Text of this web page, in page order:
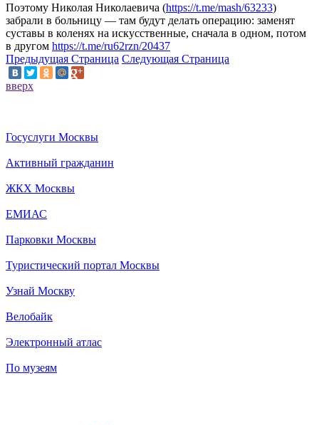
Поэтому Николая Николаевича (https://t.me/mash/63233)
забрали в больницу — там будут делать операцию: заменят
суставы в коленях на искусственные, сначала в одном, потом
в другом https://t.me/ru62rzn/20437
Предыдущая Страница Следующая Страница
вверх
Госуслуги Москвы
Активный гражданин
ЖКХ Москвы
ЕМИАС
Парковки Москвы
Туристический портал Москвы
Узнай Москву
Велобайк
Электронный атлас
По музеям